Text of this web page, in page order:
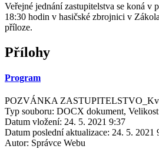
Veřejné jednání zastupitelstva se koná v
18:30 hodin v hasičské zbrojnici v
příloze.
Přílohy
Program
POZVÁNKA
Typ souboru: DOCX dokument,
Datum vložení: 24. 5. 2021 9:37
Datum poslední aktualizace: 24. 5. 2021
Autor: Správce Webu